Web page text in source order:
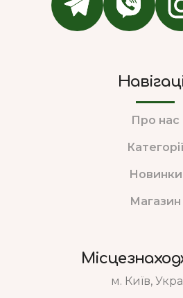
Про нас
Категорії
Новинки
Магазин
м. Київ,